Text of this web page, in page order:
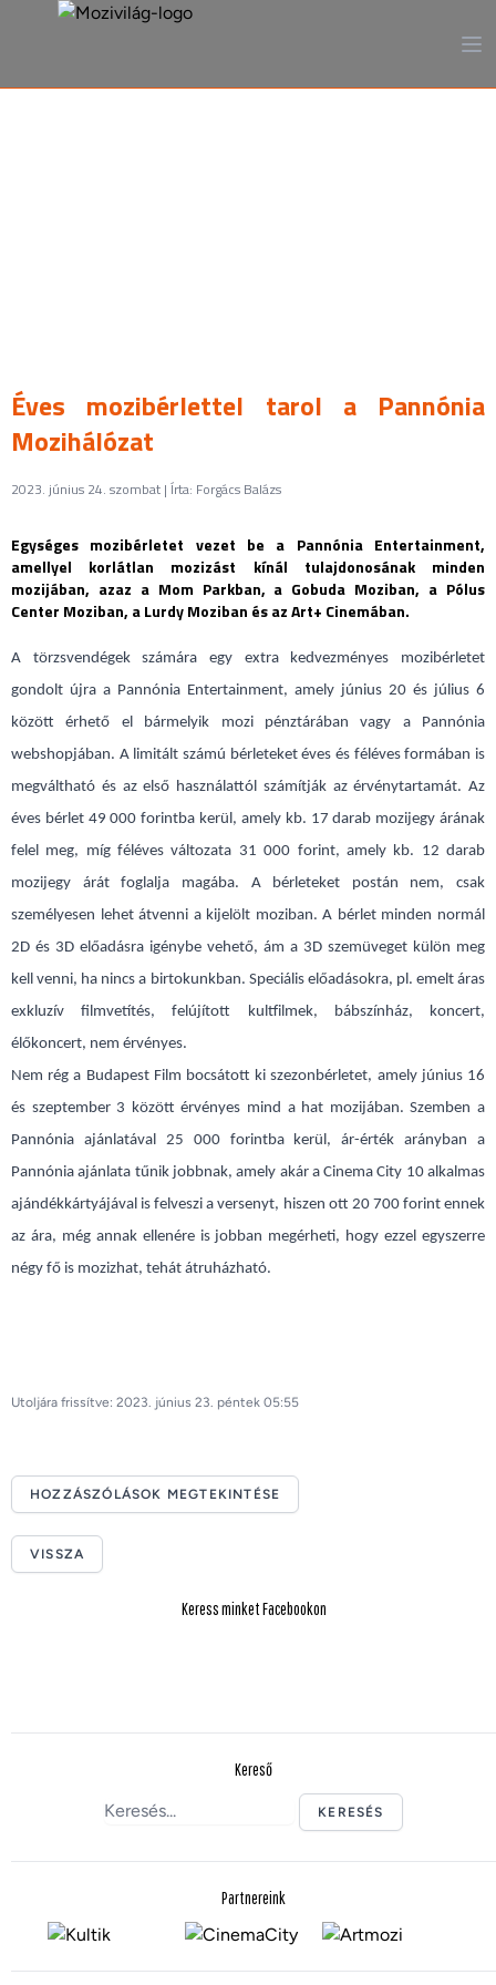
Éves mozibérlettel tarol a Pannónia
Mozihálózat
2023. június 24. szombat | Írta: Forgács Balázs
Egységes mozibérletet vezet be a Pannónia Entertainment,
amellyel korlátlan mozizást kínál tulajdonosának minden
mozijában, azaz a Mom Parkban, a Gobuda Moziban, a Pólus
Center Moziban, a Lurdy Moziban és az Art+ Cinemában.
A törzsvendégek számára egy extra kedvezményes mozibérletet
gondolt újra a Pannónia Entertainment, amely június 20 és július 6
között érhető el bármelyik mozi pénztárában vagy a Pannónia
webshopjában. A limitált számú bérleteket éves és féléves formában is
megváltható és az első használattól számítják az érvénytartamát. Az
éves bérlet 49 000 forintba kerül, amely kb. 17 darab mozijegy árának
felel meg, míg féléves változata 31 000 forint, amely kb. 12 darab
mozijegy árát foglalja magába. A bérleteket postán nem, csak
személyesen lehet átvenni a kijelölt moziban. A bérlet minden normál
2D és 3D előadásra igénybe vehető, ám a 3D szemüveget külön meg
kell venni, ha nincs a birtokunkban. Speciális előadásokra, pl. emelt áras
exkluzív filmvetítés, felújított kultfilmek, bábszínház, koncert,
élőkoncert, nem érvényes.
Nem rég a Budapest Film bocsátott ki szezonbérletet, amely június 16
és szeptember 3 között érvényes mind a hat mozijában. Szemben a
Pannónia ajánlatával 25 000 forintba kerül, ár-érték arányban a
Pannónia ajánlata tűnik jobbnak, amely akár a Cinema City 10 alkalmas
ajándékkártyájával is felveszi a versenyt, hiszen ott 20 700 forint ennek
az ára, még annak ellenére is jobban megérheti, hogy ezzel egyszerre
négy fő is mozizhat, tehát átruházható.
Utoljára frissítve: 2023. június 23. péntek 05:55
HOZZÁSZÓLÁSOK MEGTEKINTÉSE
VISSZA
Keress minket Facebookon
Kereső
KERESÉS
Partnereink